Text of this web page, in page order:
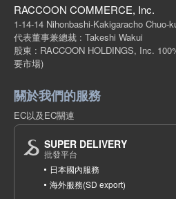
RACCOON COMMERCE, Inc.
1-14-14 Nihonbashi-Kakigaracho Chuo-
代表董事兼總裁 : Takeshi Wakui
股東 : RACCOON HOLDINGS, Inc.
要市場)
關於我們的服務
EC以及EC關連
SUPER DELIVERY
批發平台
日本國內服務
海外服務(SD export)